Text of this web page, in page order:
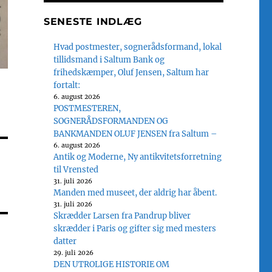
SENESTE INDLÆG
Hvad postmester, sognerådsformand, lokal
tillidsmand i Saltum Bank og
frihedskæmper, Oluf Jensen, Saltum har
fortalt:
6. august 2026
POSTMESTEREN,
SOGNERÅDSFORMANDEN OG
BANKMANDEN OLUF JENSEN fra Saltum –
6. august 2026
Antik og Moderne, Ny antikvitetsforretning
til Vrensted
31. juli 2026
Manden med museet, der aldrig har åbent.
31. juli 2026
Skrædder Larsen fra Pandrup bliver
skrædder i Paris og gifter sig med mesters
datter
29. juli 2026
DEN UTROLIGE HISTORIE OM